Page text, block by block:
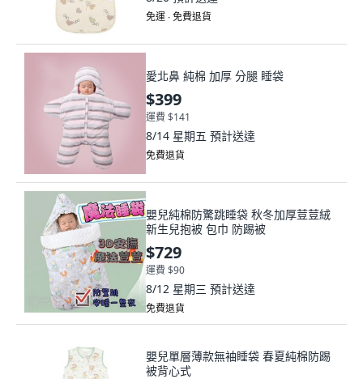
免運 ∙ 免費退貨
愛北鼻 純棉 加厚 分腿 睡袋
$399
運費 $141
8/14 星期五 預計送達
免費退貨
嬰兒純棉防驚跳睡袋 秋冬加厚荳荳絨
新生兒抱被 包巾 防踢被
$729
運費 $90
8/12 星期三 預計送達
免費退貨
嬰兒單層薄款無袖睡袋 春夏純棉防踢
被背心式